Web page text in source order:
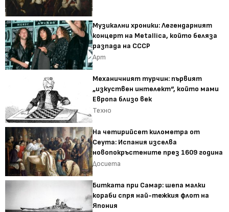
Музикални хроники: Легендарният
концерт на Metallica, който беляза
разпада на СССР
Арт
Механичният турчин: първият
„изкуствен интелект“, който мами
Европа близо век
Техно
На четирийсет километра от
Сеута: Испания изселва
новопокръстените през 1609 година
Досиета
Битката при Самар: шепа малки
кораби спря най-тежкия флот на
Япония